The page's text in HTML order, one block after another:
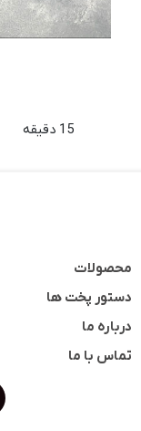
15 دقیقه
محصولات
دستور پخت ها
درباره ما
تماس با ما